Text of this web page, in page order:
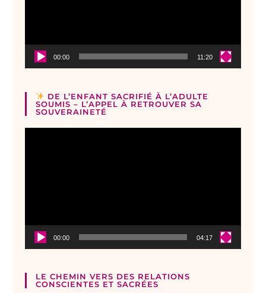
00:00 11:20
DE L’ENFANT SACRIFIÉ À L’ADULTE
SOUMIS – L’APPEL À RETROUVER SA
SOUVERAINETÉ
00:00 04:17
LE CHEMIN VERS DES RELATIONS
CONSCIENTES ET SACRÉES